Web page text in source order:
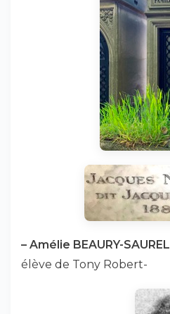
– Amélie BEAURY-SAUREL
élève de Tony Robert-